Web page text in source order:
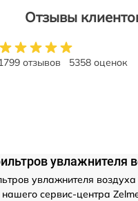
Отзывы
отзывов 5358 оценок
увлажнителя
увлажнителя
сервис-центра